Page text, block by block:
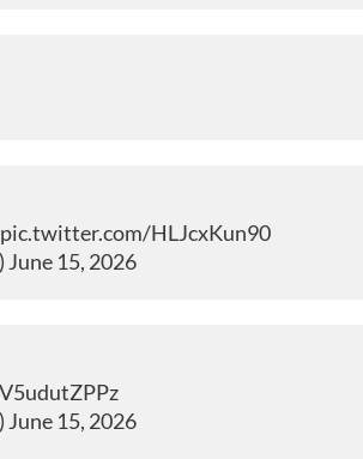
pic.twitter.com/HLJcxKun90
June 15, 2026
June 15, 2026